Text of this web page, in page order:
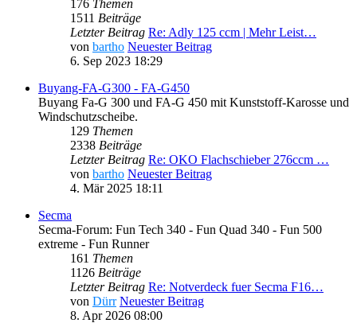
176 Themen
1511 Beiträge
Letzter Beitrag Re: Adly 125 ccm | Mehr Leist…
von bartho Neuester Beitrag
6. Sep 2023 18:29
Buyang-FA-G300 - FA-G450
Buyang Fa-G 300 und FA-G 450 mit Kunststoff-Karosse und
Windschutzscheibe.
129 Themen
2338 Beiträge
Letzter Beitrag Re: OKO Flachschieber 276ccm …
von bartho Neuester Beitrag
4. Mär 2025 18:11
Secma
Secma-Forum: Fun Tech 340 - Fun Quad 340 - Fun 500
extreme - Fun Runner
161 Themen
1126 Beiträge
Letzter Beitrag Re: Notverdeck fuer Secma F16…
von Dürr Neuester Beitrag
8. Apr 2026 08:00